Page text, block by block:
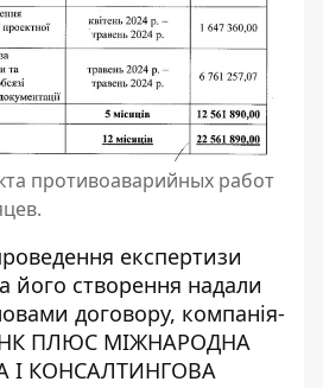
противоаварийных работ
експертизи
його створення надали
договору, компанія-
ПЛЮС МІЖНАРОДНА
І КОНСАЛТИНГОВА